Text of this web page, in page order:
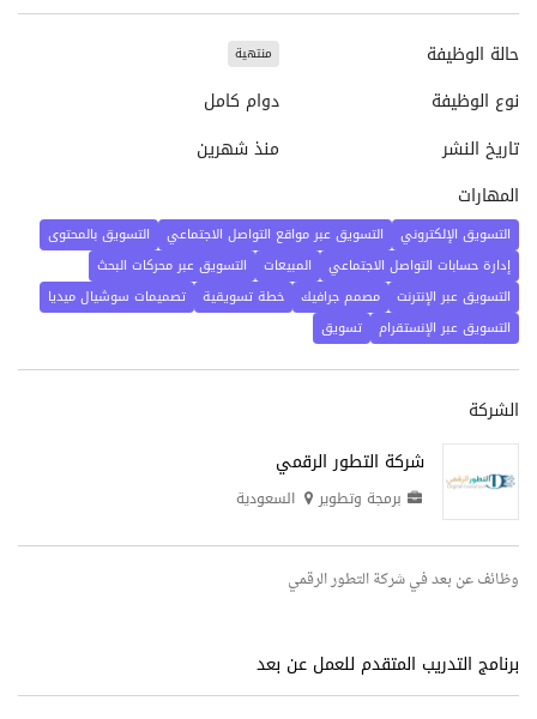
حالة الوظيفة منتهية
نوع الوظيفة
دوام كامل
تاريخ النشر
منذ شهرين
المهارات
التسويق الإلكتروني التسويق عبر مواقع التواصل الاجتماعي
التسويق بالمحتوى
إدارة حسابات التواصل الاجتماعي
المبيعات
التسويق عبر محركات البحث
التسويق عبر الإنترنت
مصمم جرافيك خطة تسويقية
تصميمات سوشيال ميديا
التسويق عبر الإنستقرام
تسويق
الشركة
شركة التطور الرقمي
برمجة وتطوير السعودية
وظائف عن بعد في شركة التطور الرقمي
برنامج التدريب المتقدم للعمل عن بعد